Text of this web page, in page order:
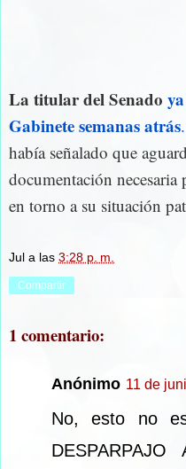
La titular del Senado
Gabinete semanas atrás.
había señalado que
documentación necesaria
en torno a su situación
Jul a las 3:28 p. m.
Compartir
1 comentario:
Anónimo 11 de
No, esto no